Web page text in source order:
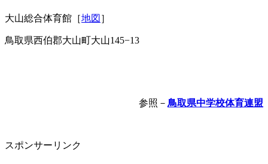
大山総合体育館［地図 ］
鳥取県西伯郡大山町大山145−13
参照－ 鳥取県中学校体育連盟
スポンサーリンク